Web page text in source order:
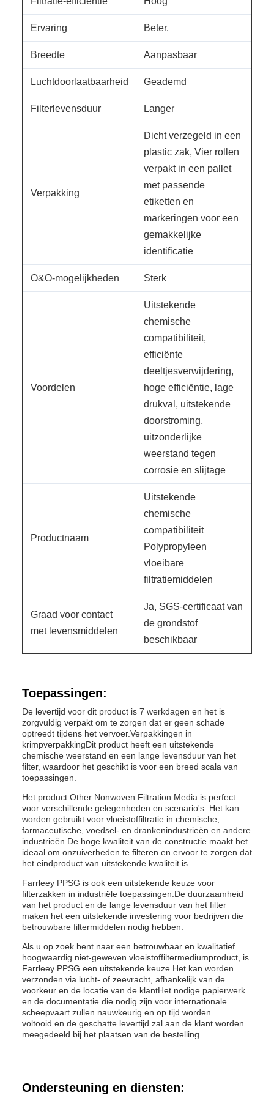
Ervaring Beter.
Breedte Aanpasbaar
Luchtdoorlaatbaarheid Geademd
Filterlevensduur Langer
Verpakking
Dicht verzegeld in een
plastic zak, Vier rollen
verpakt in een pallet
met passende
etiketten en
markeringen voor een
gemakkelijke
identificatie
O&O-mogelijkheden Sterk
Voordelen
Uitstekende
chemische
compatibiliteit,
efficiënte
deeltjesverwijdering,
hoge efficiëntie, lage
drukval, uitstekende
doorstroming,
uitzonderlijke
weerstand tegen
corrosie en slijtage
Productnaam
Uitstekende
chemische
compatibiliteit
Polypropyleen
vloeibare
filtratiemiddelen
Graad voor contact
met levensmiddelen
Ja, SGS-certificaat van
de grondstof
beschikbaar
Toepassingen:
De levertijd voor dit product is 7 werkdagen en het is
zorgvuldig verpakt om te zorgen dat er geen schade
optreedt tijdens het vervoer.Verpakkingen in
krimpverpakkingDit product heeft een uitstekende
chemische weerstand en een lange levensduur van het
filter, waardoor het geschikt is voor een breed scala van
toepassingen.
Het product Other Nonwoven Filtration Media is perfect
voor verschillende gelegenheden en scenario's. Het kan
worden gebruikt voor vloeistoffiltratie in chemische,
farmaceutische, voedsel- en drankenindustrieën en andere
industrieën.De hoge kwaliteit van de constructie maakt het
ideaal om onzuiverheden te filteren en ervoor te zorgen dat
het eindproduct van uitstekende kwaliteit is.
Farrleey PPSG is ook een uitstekende keuze voor
filterzakken in industriële toepassingen.De duurzaamheid
van het product en de lange levensduur van het filter
maken het een uitstekende investering voor bedrijven die
betrouwbare filtermiddelen nodig hebben.
Als u op zoek bent naar een betrouwbaar en kwalitatief
hoogwaardig niet-geweven vloeistoffiltermediumproduct, is
Farrleey PPSG een uitstekende keuze.Het kan worden
verzonden via lucht- of zeevracht, afhankelijk van de
voorkeur en de locatie van de klantHet nodige papierwerk
en de documentatie die nodig zijn voor internationale
scheepvaart zullen nauwkeurig en op tijd worden
voltooid.en de geschatte levertijd zal aan de klant worden
meegedeeld bij het plaatsen van de bestelling.
Ondersteuning en diensten: